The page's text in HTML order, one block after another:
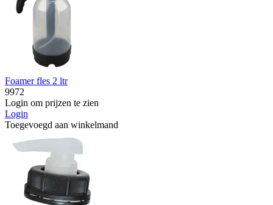
Foamer fles 2 ltr
9972
Login om prijzen te zien
Login
Toegevoegd aan winkelmand